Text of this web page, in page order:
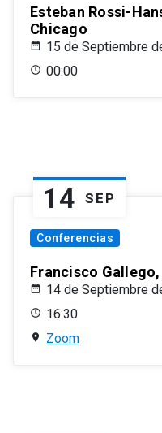
Esteban Rossi-
Chicago
15 de Septiembre
00:00
14 SEP
Conferencias
Francisco
14 de Septiembre
16:30
Zoom